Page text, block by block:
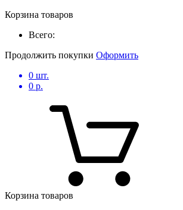
Корзина товаров
Всего:
Продолжить покупки Оформить
0 шт.
0 р.
Корзина товаров